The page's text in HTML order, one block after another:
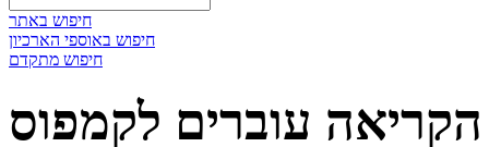
חיפוש באתר
חיפוש באוספי הארכיון
חיפוש מתקדם
הקריאה עוברים לקמפוס